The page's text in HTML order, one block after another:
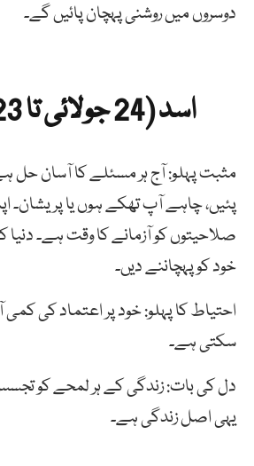
دوسروں میں روشنی پہچان پائیں گے۔
اسد (24 جولائی تا 23 اگست)
مثبت پہلو: آج ہر مسئلے کا آسان حل
پئیں، چاہے آپ تھکے ہوں یا پریشان۔
صلاحیتوں کو آزمانے کا وقت ہے۔ دنیا
خود کو پہچاننے دیں۔
احتیاط کا پہلو: خود پر اعتماد کی
سکتی ہے۔
دل کی بات: زندگی کے ہر لمحے کو
یہی اصل زندگی ہے۔